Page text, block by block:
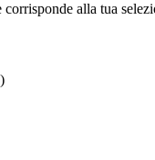
alla tua